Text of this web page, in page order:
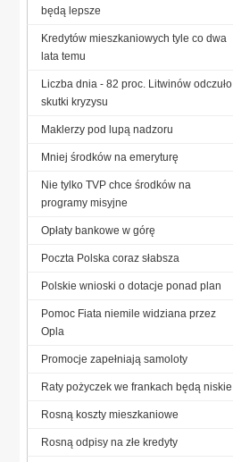
będą lepsze
Kredytów mieszkaniowych tyle co dwa
lata temu
Liczba dnia - 82 proc. Litwinów odczuło
skutki kryzysu
Maklerzy pod lupą nadzoru
Mniej środków na emeryturę
Nie tylko TVP chce środków na
programy misyjne
Opłaty bankowe w górę
Poczta Polska coraz słabsza
Polskie wnioski o dotacje ponad plan
Pomoc Fiata niemile widziana przez
Opla
Promocje zapełniają samoloty
Raty pożyczek we frankach będą niskie
Rosną koszty mieszkaniowe
Rosną odpisy na złe kredyty